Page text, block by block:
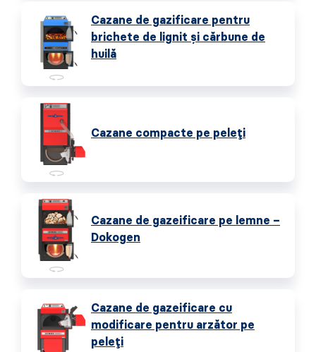
Cazane de gazificare pentru
brichete de lignit și cărbune de
huilă
Cazane compacte pe peleți
Cazane de gazeificare pe lemne –
Dokogen
Cazane de gazeificare cu
modificare pentru arzător pe
peleți